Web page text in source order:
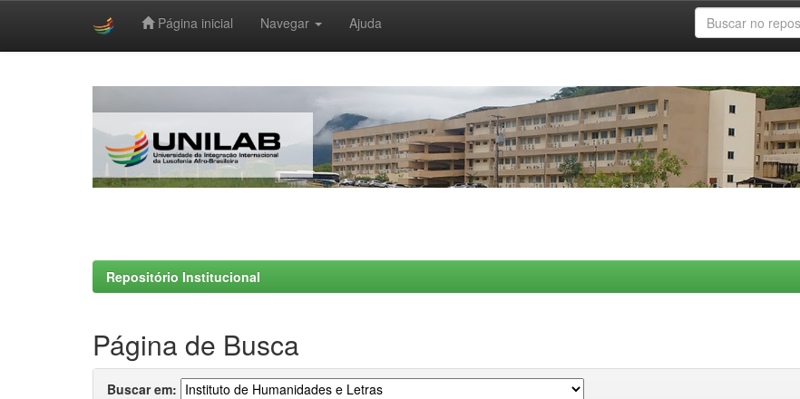
Página inicial Navegar Ajuda
Repositório Institucional
Página de Busca
Buscar em: